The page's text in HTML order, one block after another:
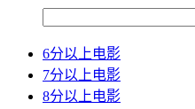
6分以上电影
7分以上电影
8分以上电影